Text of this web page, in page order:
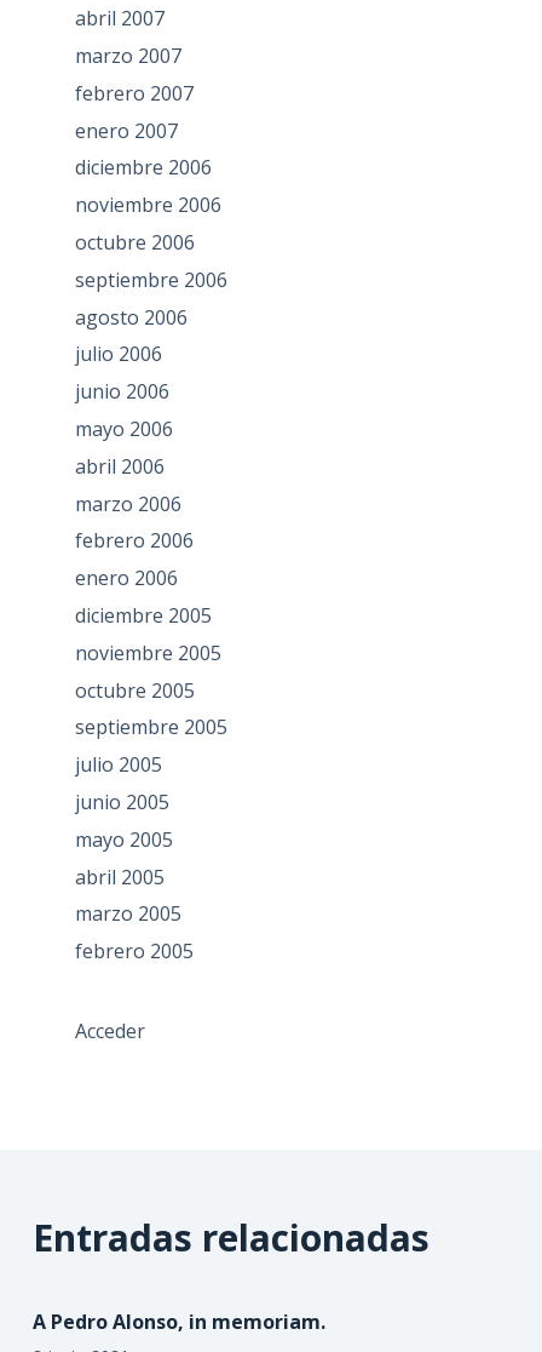
abril 2007
marzo 2007
febrero 2007
enero 2007
diciembre 2006
noviembre 2006
octubre 2006
septiembre 2006
agosto 2006
julio 2006
junio 2006
mayo 2006
abril 2006
marzo 2006
febrero 2006
enero 2006
diciembre 2005
noviembre 2005
octubre 2005
septiembre 2005
julio 2005
junio 2005
mayo 2005
abril 2005
marzo 2005
febrero 2005
Acceder
Entradas relacionadas
A Pedro Alonso, in memoriam.